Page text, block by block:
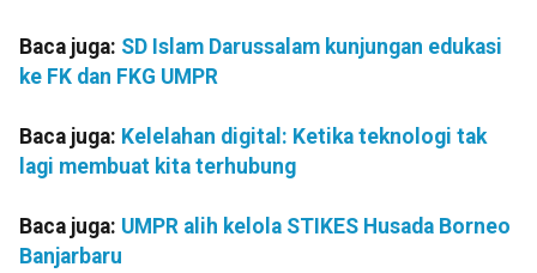
Baca juga: SD Islam Darussalam kunjungan edukasi
ke FK dan FKG UMPR
Baca juga: Kelelahan digital: Ketika teknologi tak
lagi membuat kita terhubung
Baca juga: UMPR alih kelola STIKES Husada Borneo
Banjarbaru